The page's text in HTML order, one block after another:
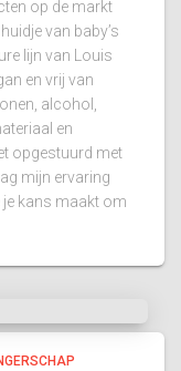
op de markt
van baby’s
lijn van Louis
en vrij van
alcohol,
en
opgestuurd met
mijn ervaring
je kans maakt om